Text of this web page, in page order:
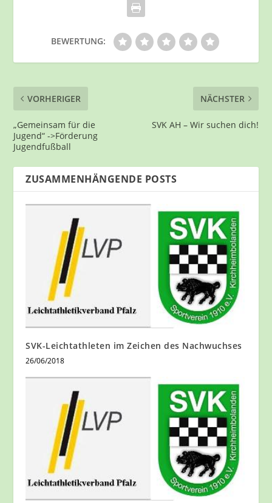
BEWERTUNG:
VORHERIGER
„Gemeinsam für die
Jugend“ ->Förderung
Jugendfußball
NÄCHSTER
SVK AH – Wir suchen dich!
ZUSAMMENHÄNGENDE POSTS
SVK-Leichtathleten im Zeichen des Nachwuchses
26/06/2018